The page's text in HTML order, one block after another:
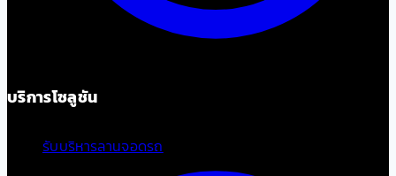
บริการโซลูชัน
รับบริหารลานจอดรถ